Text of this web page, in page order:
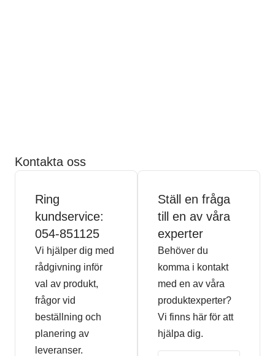
Kontakta oss
Ring
kundservice:
054-851125
Vi hjälper dig med
rådgivning inför
val av produkt,
frågor vid
beställning och
planering av
leveranser.
Ställ en fråga
till en av våra
experter
Behöver du
komma i kontakt
med en av våra
produktexperter?
Vi finns här för att
hjälpa dig.